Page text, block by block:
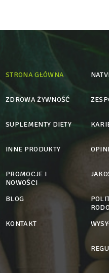
STRONA GŁÓWNA
ZDROWA ŻYWNOŚĆ
SUPLEMENTY DIETY
INNE PRODUKTY
PROMOCJE I
NOWOŚCI
BLOG
KONTAKT